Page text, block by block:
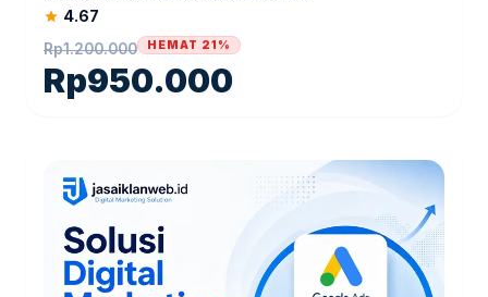
star 4.67
Rp1.200.000
Rp950.000
HEMAT 21%